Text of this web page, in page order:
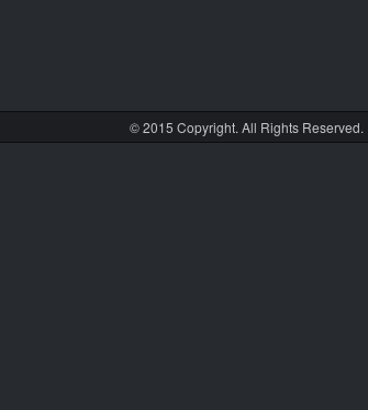
© 2015 Copyright. All Rights Reserved.